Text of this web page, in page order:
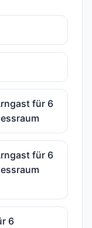
für 6
für 6
6